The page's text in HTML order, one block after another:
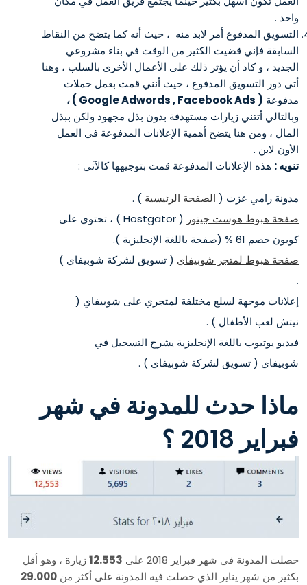
واحد .
التسويق المدفوع أمر لابد منه ، حيث أنه كما يتضح من النقاط
السابقة فإني قضيت الكثير من الوقت في بناء مشروعي
الجديد ، و كاد أن يؤثر ذلك على الأعمال الأخرى بالسلب ، وهنا
أتى دور التسويق المدفوع ، حيث أنني قمت بعمل حملات
مدفوعة ( Google Adwords , Facebook Ads ) ،
وبالتالي أتتني زيارات مستهدفة بدون بذل مجهود ولكن ببذل
المال ، ومن هنا يتضح أهمية الإعلانات المدفوعة في العمل
الأون لاين .
تنويه : هذه الإعلانات المدفوعة قمت بتوجيهها كالآتي :
مدونة رامي عزت ( الصفحة الرئيسية ) .
صفحة هبوط هوست جيتور
( Hostgator ) ، تحتوي على
كوبون خصم 61 % (صفحة باللغة الإنجليزية ).
صفحة هبوط لمتجر شوبيفاي ( تسويق لشركة شوبيفاي )
.
إعلانات موجهة لسلع مختلفة لمتجري على شوبيفاي (
نيتش لعب الأطفال ) .
فيديو يوتيوب باللغة الإنجليزية يشرح التسجيل في
شوبيفاي ( تسويق لشركة شوبيفاي ) .
ماذا حدث للمدونة في شهر
فبراير 2018 ؟
حصلت المدونة في شهر فبراير 2018 على 12.553زيارة ، وهو أقل
بكثير من شهر يناير الذي حصلت فيه المدونة على أكثر من 29.000